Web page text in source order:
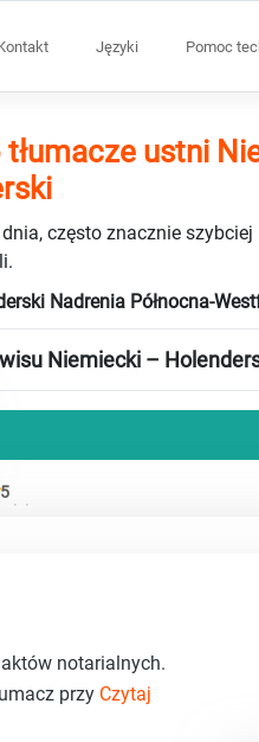
Języki Pomoc
ustni
często znacznie szybciej
Nadrenia Północna-
Niemiecki –
5
notarialnych.
przy Czytaj